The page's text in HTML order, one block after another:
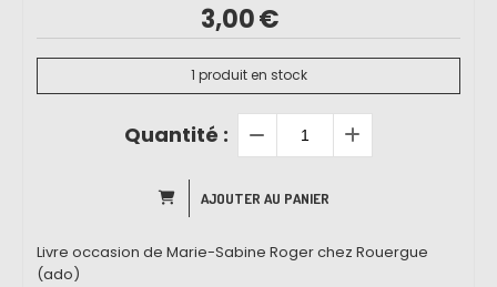
3,00€
1 produit en stock
Quantité :
AJOUTER AU PANIER
Livre occasion de Marie-Sabine Roger chez Rouergue
(ado)